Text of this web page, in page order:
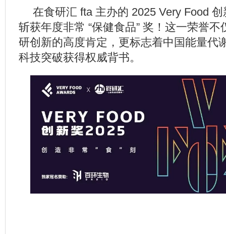
在食研汇 fta 主办的 2025 Very Food
斩获年度非常 “保健食品” 奖！这一荣誉
研创新的高度肯定，更标志着中国能量代
科技突破获得权威背书。